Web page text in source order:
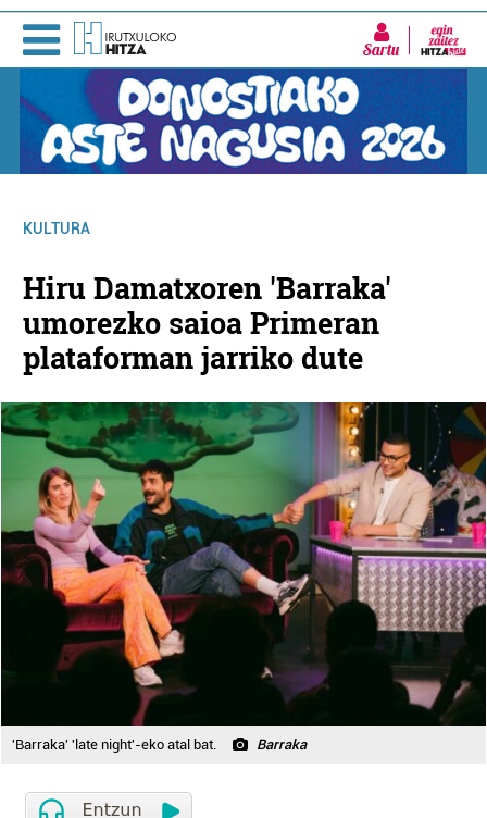
Sartu
KULTURA
Hiru Damatxoren 'Barraka'
umorezko saioa Primeran
plataforman jarriko dute
'Barraka' 'late night'-eko atal bat. Barraka